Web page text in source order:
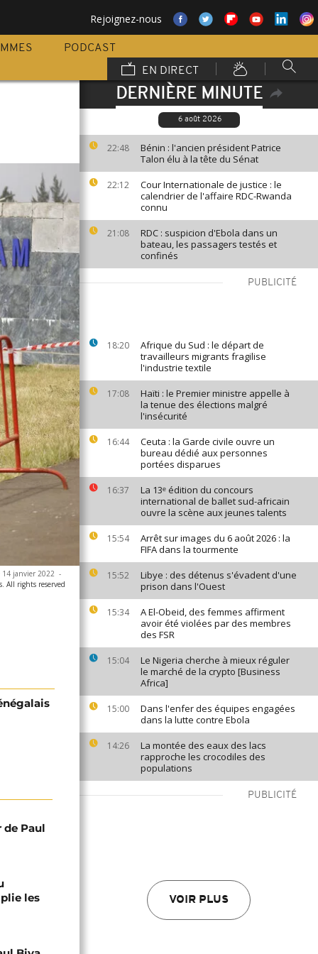
Rejoignez-nous
PODCAST
EN DIRECT
DERNIÈRE MINUTE
6 août 2026
22:48
Bénin : l'ancien président Patrice
Talon élu à la tête du Sénat
22:12
Cour Internationale de justice : le
calendrier de l'affaire RDC-Rwanda
connu
21:08
RDC : suspicion d'Ebola dans un
bateau, les passagers testés et
confinés
PUBLICITÉ
18:20
Afrique du Sud : le départ de
travailleurs migrants fragilise
l'industrie textile
17:08
Haïti : le Premier ministre appelle à
la tenue des élections malgré
l'insécurité
16:44
Ceuta : la Garde civile ouvre un
bureau dédié aux personnes
portées disparues
16:37
La 13ᵉ édition du concours
international de ballet sud-africain
ouvre la scène aux jeunes talents
15:54
Arrêt sur images du 6 août 2026 : la
FIFA dans la tourmente
15:52
Libye : des détenus s'évadent d'une
prison dans l'Ouest
15:34
A El-Obeid, des femmes affirment
avoir été violées par des membres
des FSR
15:04
Le Nigeria cherche à mieux réguler
le marché de la crypto [Business
Africa]
15:00
Dans l'enfer des équipes engagées
dans la lutte contre Ebola
14:26
La montée des eaux des lacs
rapproche les crocodiles des
populations
PUBLICITÉ
VOIR PLUS
14 janvier 2022 -
All rights reserved
Paul
les